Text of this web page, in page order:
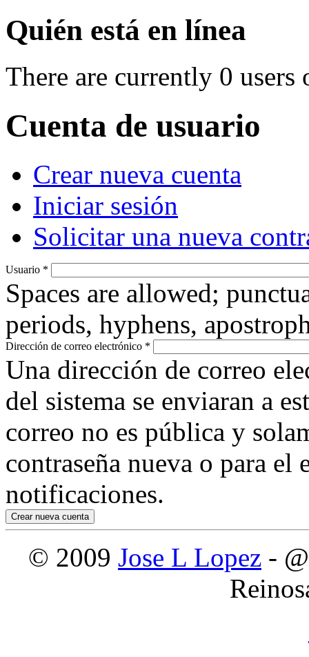
Quién está en línea
There are currently 0 users
Cuenta de usuario
Primary tabs
Crear nueva cuenta
Iniciar sesión
Solicitar una nueva
Usuario *
Spaces are allowed;
periods, hyphens,
Dirección de correo electrónico *
Una dirección de correo
del sistema se enviaran a
correo no es pública y
contraseña nueva o para
notificaciones.
© 2009 Jose L Lopez -